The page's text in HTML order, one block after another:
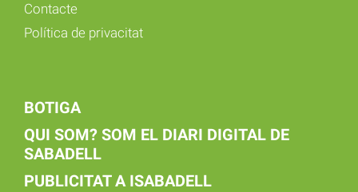
Contacte
Política de privacitat
BOTIGA
QUI SOM? SOM EL DIARI DIGITAL DE
SABADELL
PUBLICITAT A ISABADELL